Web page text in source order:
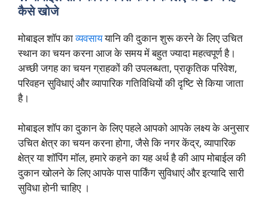
कैसे खोजे
मोबाइल शॉप काव्यवसाययानि की दुकान शुरू करने के लिए उचित
स्थान का चयन करना आज के समय में बहुत ज्यादा महत्वपूर्ण है।
अच्छी जगह का चयन ग्राहकों की उपलब्धता, प्राकृतिक परिवेश,
परिवहन सुविधाएं और व्यापारिक गतिविधियों की दृष्टि से किया जाता
है।
मोबाइल शॉप का दुकान के लिए पहले आपको आपके लक्ष्य के अनुसार
उचित क्षेत्र का चयन करना होगा, जैसे कि नगर केंद्र, व्यापारिक
क्षेत्र या शॉपिंग मॉल, हमारे कहने का यह अर्थ है की आप मोबाईल की
दुकान खोलने के लिए आपके पास पार्किंग सुविधाएं और इत्यादि सारी
सुविधा होनी चाहिए ।